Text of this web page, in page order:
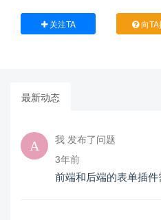
关注TA 向TA
最新动态
我 发布了问题
3年前
前端和后端的表单插件